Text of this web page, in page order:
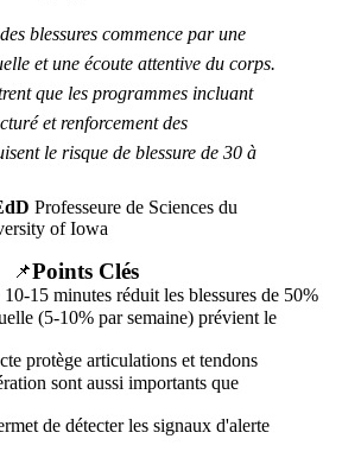
blessures commence par une
et une écoute attentive du corps.
que les programmes incluant
et renforcement des
le risque de blessure de 30 à
Professeure de Sciences du
of Iowa
📌Points Clés
15 minutes réduit les blessures de 50%
(5-10% par semaine) prévient le
protège articulations et tendons
sont aussi importants que
de détecter les signaux d'alerte